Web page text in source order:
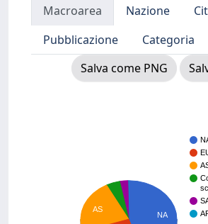
Macroarea Nazione
Pubblicazione
Categoria
Salva come PNG
NA
AS